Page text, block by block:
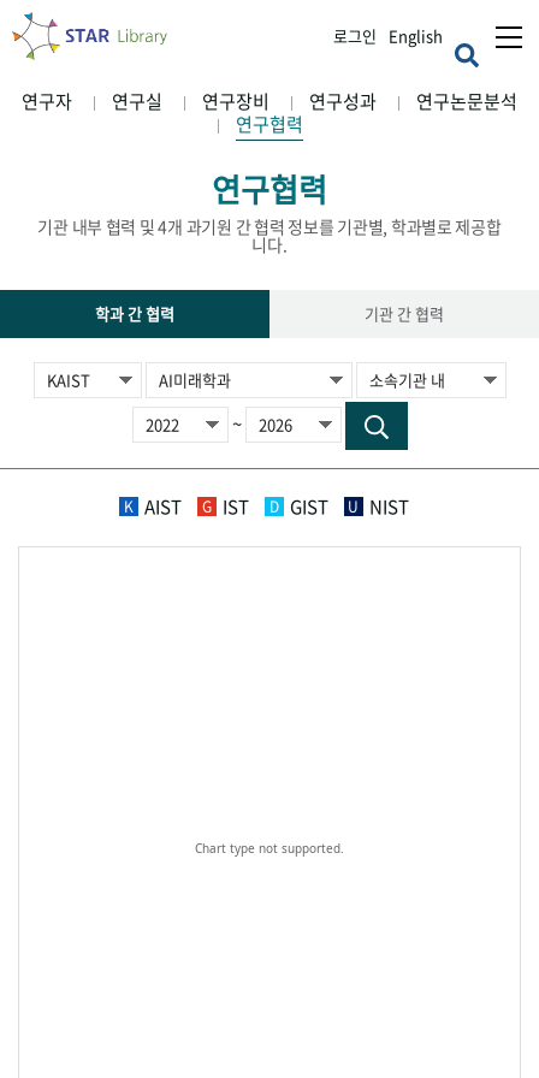
로그인 English
연구자 연구실 연구장비 연구성과
연구논문분석
연구협력
연구협력
기관 내부 협력 및 4개 과기원 간 협력 정보를 기관별, 학과별로 제공합
니다.
학과 간 협력 기관 간 협력
~
K AIST G IST D GIST U NIST
Chart type not supported.